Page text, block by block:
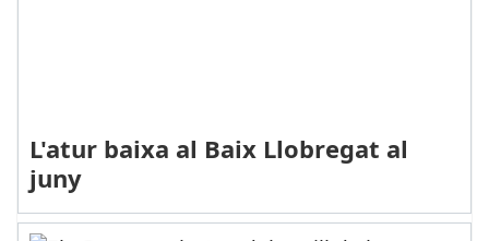
L'atur baixa al Baix Llobregat al
juny